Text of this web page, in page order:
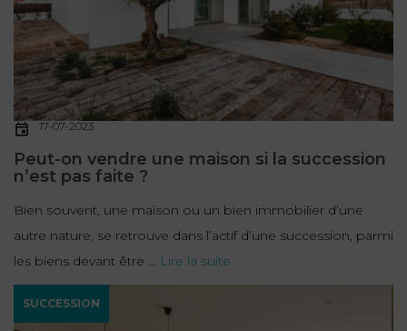
FONCTION
PUBLIQUE
PRÉJUDICE
CORPOREL
DROIT
DES
ÉTRANGERS
ET
DE
17-07-2023
Peut-on vendre une maison si la succession
n’est pas faite ?
Bien souvent, une maison ou un bien immobilier d’une
autre nature, se retrouve dans l’actif d’une succession, parmi
les biens devant être ... Lire la suite
SUCCESSION